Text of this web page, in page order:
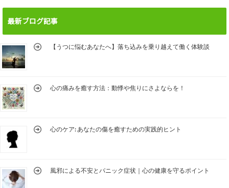
最新ブログ記事
【うつに悩むあなたへ】落ち込みを乗り越えて働く体験談
心の痛みを癒す方法：動悸や焦りにさよならを！
心のケア: あなたの傷を癒すための実践的ヒント
風邪による不安とパニック症状｜心の健康を守るポイント